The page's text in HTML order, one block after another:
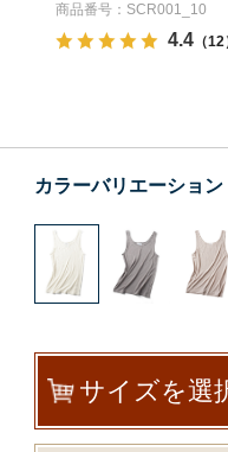
商品番号：SCR001_10
4.4（12
カラーバリエーション
サイズを選